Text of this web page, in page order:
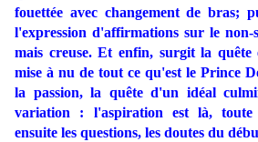
fouettée avec changement de bras;
l'expression d'affirmations sur le non-
mais creuse. Et enfin, surgit la quête
mise à nu de tout ce qu'est le Prince
la passion, la quête d'un idéal
variation : l'aspiration est là, toute
ensuite les questions, les doutes du